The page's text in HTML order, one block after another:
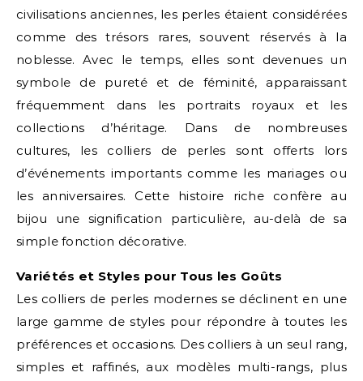
civilisations anciennes, les perles étaient considérées
comme des trésors rares, souvent réservés à la
noblesse. Avec le temps, elles sont devenues un
symbole de pureté et de féminité, apparaissant
fréquemment dans les portraits royaux et les
collections d’héritage. Dans de nombreuses
cultures, les colliers de perles sont offerts lors
d’événements importants comme les mariages ou
les anniversaires. Cette histoire riche confère au
bijou une signification particulière, au-delà de sa
simple fonction décorative.
Variétés et Styles pour Tous les Goûts
Les colliers de perles modernes se déclinent en une
large gamme de styles pour répondre à toutes les
préférences et occasions. Des colliers à un seul rang,
simples et raffinés, aux modèles multi-rangs, plus